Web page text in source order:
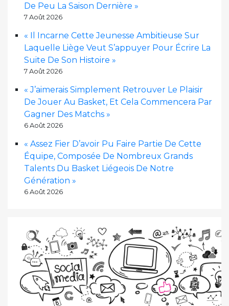
De Peu La Saison Dernière »
7 Août 2026
« Il Incarne Cette Jeunesse Ambitieuse Sur
Laquelle Liège Veut S’appuyer Pour Écrire La
Suite De Son Histoire »
7 Août 2026
« J’aimerais Simplement Retrouver Le Plaisir
De Jouer Au Basket, Et Cela Commencera Par
Gagner Des Matchs »
6 Août 2026
« Assez Fier D’avoir Pu Faire Partie De Cette
Équipe, Composée De Nombreux Grands
Talents Du Basket Liégeois De Notre
Génération »
6 Août 2026